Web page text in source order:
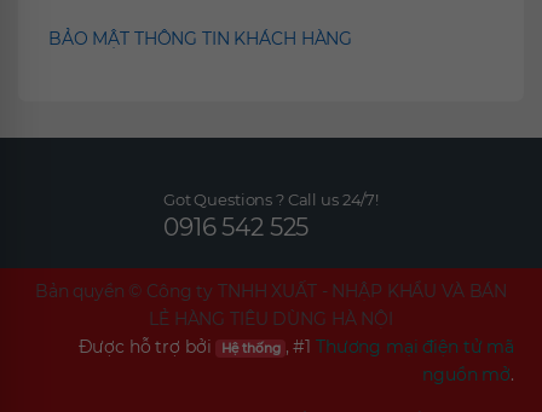
BẢO MẬT THÔNG TIN KHÁCH HÀNG
Got Questions ? Call us 24/7!
0916 542 525
Bản quyền © Công ty TNHH XUẤT - NHẬP KHẨU VÀ BÁN
LẺ HÀNG TIÊU DÙNG HÀ NỘI
Được hỗ trợ bởi
Hệ thống , #1 Thương mại điện tử mã
nguồn mở.